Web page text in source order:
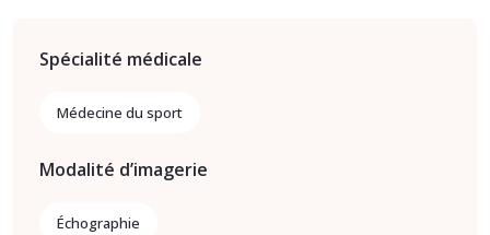
Spécialité médicale
Médecine du sport
Modalité d’imagerie
Échographie